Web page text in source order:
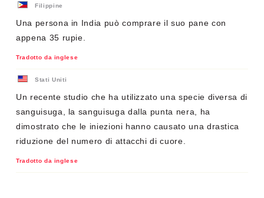
Filippine
Una persona in India può comprare il suo pane con
appena 35 rupie.
Tradotto da inglese
Stati Uniti
Un recente studio che ha utilizzato una specie diversa di
sanguisuga, la sanguisuga dalla punta nera, ha
dimostrato che le iniezioni hanno causato una drastica
riduzione del numero di attacchi di cuore.
Tradotto da inglese